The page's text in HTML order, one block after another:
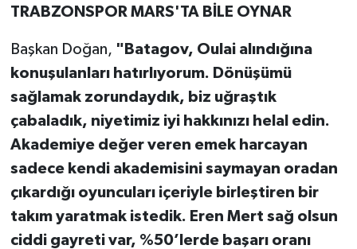
TRABZONSPOR MARS'TA BİLE OYNAR
Başkan Doğan, "Batagov, Oulai alındığına
konuşulanları hatırlıyorum. Dönüşümü
sağlamak zorundaydık, biz uğraştık
çabaladık, niyetimiz iyi hakkınızı helal edin.
Akademiye değer veren emek harcayan
sadece kendi akademisini saymayan oradan
çıkardığı oyuncuları içeriyle birleştiren bir
takım yaratmak istedik. Eren Mert sağ olsun
ciddi gayreti var, %50’lerde başarı oranı